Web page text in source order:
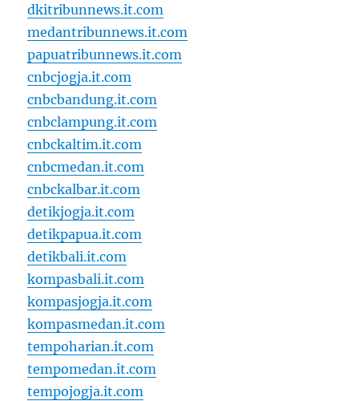
dkitribunnews.it.com
medantribunnews.it.com
papuatribunnews.it.com
cnbcjogja.it.com
cnbcbandung.it.com
cnbclampung.it.com
cnbckaltim.it.com
cnbcmedan.it.com
cnbckalbar.it.com
detikjogja.it.com
detikpapua.it.com
detikbali.it.com
kompasbali.it.com
kompasjogja.it.com
kompasmedan.it.com
tempoharian.it.com
tempomedan.it.com
tempojogja.it.com